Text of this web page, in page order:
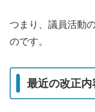
つまり、議員活動
のです。
最近の改正内